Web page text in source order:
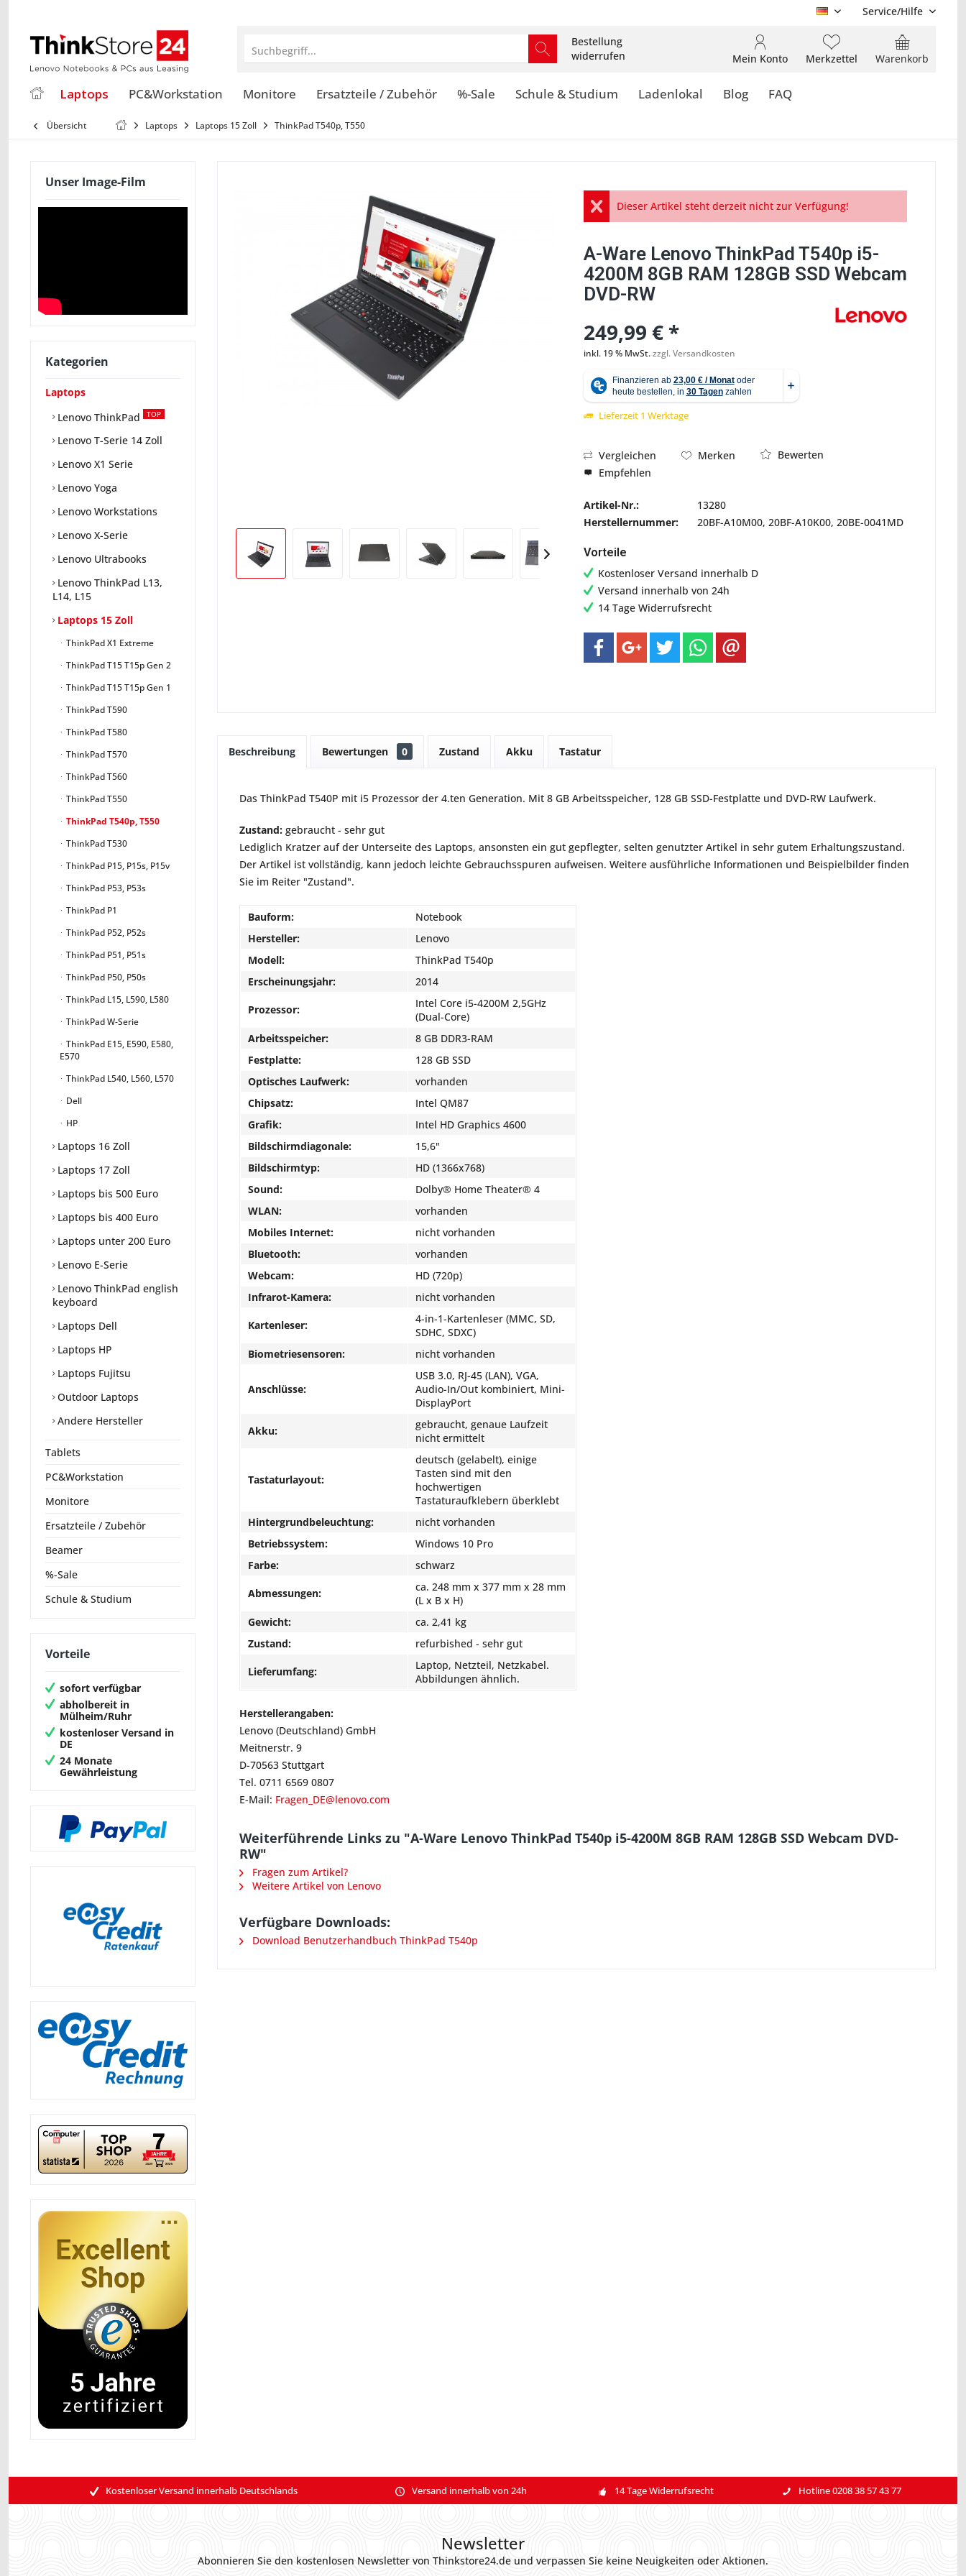
DE Service/Hilfe
Suchbegriff...
Bestellung
widerrufen
Warenkorb
Merkzettel
Mein Konto
Laptops PC&Workstation Monitore Ersatzteile / Zubehör %-Sale Schule & Studium Ladenlokal Blog FAQ
Übersicht Laptops Laptops 15 Zoll ThinkPad T540p, T550
Unser Image-Film
Kategorien
Laptops
Lenovo ThinkPad
TOP
Lenovo T-Serie 14 Zoll
Lenovo X1 Serie
Lenovo Yoga
Lenovo Workstations
Lenovo X-Serie
Lenovo Ultrabooks
Lenovo ThinkPad L13,
L14, L15
Laptops 15 Zoll
ThinkPad X1 Extreme
ThinkPad T15 T15p Gen 2
ThinkPad T15 T15p Gen 1
ThinkPad T590
ThinkPad T580
ThinkPad T570
ThinkPad T560
ThinkPad T550
ThinkPad T540p, T550
ThinkPad T530
ThinkPad P15, P15s, P15v
ThinkPad P53, P53s
ThinkPad P1
ThinkPad P52, P52s
ThinkPad P51, P51s
ThinkPad P50, P50s
ThinkPad L15, L590, L580
ThinkPad W-Serie
ThinkPad E15, E590, E580,
E570
ThinkPad L540, L560, L570
Dell
HP
Laptops 16 Zoll
Laptops 17 Zoll
Laptops bis 500 Euro
Laptops bis 400 Euro
Laptops unter 200 Euro
Lenovo E-Serie
Lenovo ThinkPad english
keyboard
Laptops Dell
Laptops HP
Laptops Fujitsu
Outdoor Laptops
Andere Hersteller
Tablets
PC&Workstation
Monitore
Ersatzteile / Zubehör
Beamer
%-Sale
Schule & Studium
Vorteile
sofort verfügbar
abholbereit in
Mülheim/Ruhr
kostenloser Versand in
DE
24 Monate
Gewährleistung
Abbildung ähnlich
Dieser Artikel steht derzeit nicht zur Verfügung!
A-Ware Lenovo ThinkPad T540p i5-
4200M 8GB RAM 128GB SSD Webcam
DVD-RW
249,99 € *
inkl. 19 % MwSt.zzgl. Versandkosten
Lieferzeit 1 Werktage
Vergleichen Merken
Bewerten
Empfehlen
Artikel-Nr.:
13280
Herstellernummer:
20BF-A10M00, 20BF-A10K00, 20BE-0041MD
Vorteile
Kostenloser Versand innerhalb D
Versand innerhalb von 24h
14 Tage Widerrufsrecht
Beschreibung Bewertungen 0 Zustand Akku Tastatur
Das ThinkPad T540P mit i5 Prozessor der 4.ten Generation. Mit 8 GB Arbeitsspeicher, 128 GB SSD-Festplatte und DVD-RW Laufwerk.
Zustand: gebraucht - sehr gut
Lediglich Kratzer auf der Unterseite des Laptops, ansonsten ein gut gepflegter, selten genutzter Artikel in sehr gutem Erhaltungszustand.
Der Artikel ist vollständig, kann jedoch leichte Gebrauchsspuren aufweisen. Weitere ausführliche Informationen und Beispielbilder finden
Sie im Reiter "Zustand".
Bauform:
Notebook
Hersteller:
Lenovo
Modell:
ThinkPad T540p
Erscheinungsjahr:
2014
Prozessor:
Intel Core i5-4200M 2,5GHz
(Dual-Core)
Arbeitsspeicher:
8 GB DDR3-RAM
Festplatte:
128 GB SSD
Optisches Laufwerk:
vorhanden
Chipsatz:
Intel QM87
Grafik:
Intel HD Graphics 4600
Bildschirmdiagonale:
15,6"
Bildschirmtyp:
HD (1366x768)
Sound:
Dolby® Home Theater® 4
WLAN:
vorhanden
Mobiles Internet:
nicht vorhanden
Bluetooth:
vorhanden
Webcam:
HD (720p)
Infrarot-Kamera:
nicht vorhanden
Kartenleser:
4-in-1-Kartenleser (MMC, SD,
SDHC, SDXC)
Biometriesensoren:
nicht vorhanden
Anschlüsse:
USB 3.0, RJ-45 (LAN), VGA,
Audio-In/Out kombiniert, Mini-
DisplayPort
Akku:
gebraucht, genaue Laufzeit
nicht ermittelt
Tastaturlayout:
deutsch (gelabelt), einige
Tasten sind mit den
hochwertigen
Tastaturaufklebern überklebt
Hintergrundbeleuchtung:
nicht vorhanden
Betriebssystem:
Windows 10 Pro
Farbe:
schwarz
Abmessungen:
ca. 248 mm x 377 mm x 28 mm
(L x B x H)
Gewicht:
ca. 2,41 kg
Zustand:
refurbished - sehr gut
Lieferumfang:
Laptop, Netzteil, Netzkabel.
Abbildungen ähnlich.
Herstellerangaben:
Lenovo (Deutschland) GmbH
Meitnerstr. 9
D-70563 Stuttgart
Tel. 0711 6569 0807
E-Mail: Fragen_DE@lenovo.com
Weiterführende Links zu "A-Ware Lenovo ThinkPad T540p i5-4200M 8GB RAM 128GB SSD Webcam DVD-
RW"
Fragen zum Artikel?
Weitere Artikel von Lenovo
Verfügbare Downloads:
Download Benutzerhandbuch ThinkPad T540p
Kostenloser Versand innerhalb Deutschlands Versand innerhalb von 24h 14 Tage Widerrufsrecht Hotline 0208 38 57 43 77
Newsletter
Abonnieren Sie den kostenlosen Newsletter von Thinkstore24.de und verpassen Sie keine Neuigkeiten oder Aktionen.